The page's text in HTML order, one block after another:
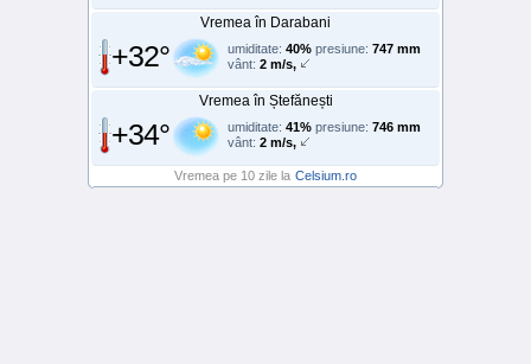
Vremea în Darabani
+32° umiditate: 40% presiune: 747 mm
vânt: 2 m/s,
Vremea în Ștefănești
+34° umiditate: 41% presiune: 746 mm
vânt: 2 m/s,
Vremea pe 10 zile la Celsium.ro